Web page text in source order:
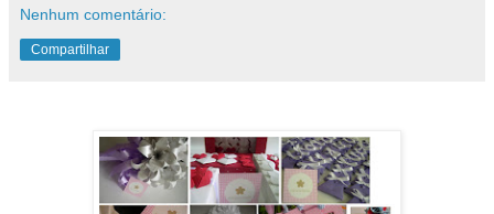
Nenhum comentário:
Compartilhar